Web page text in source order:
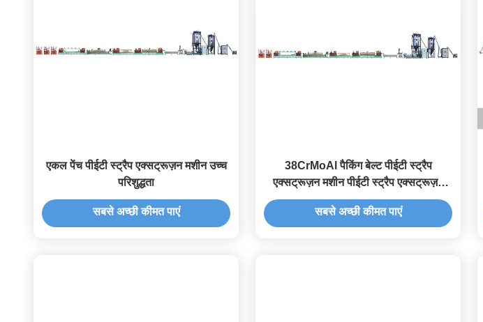
एकल पेंच पीईटी स्ट्रैप एक्सट्रूज़न मशीन उच्च
परिशुद्धता
सबसे अच्छी कीमत पाएं
38CrMoAl पैकिंग बेल्ट पीईटी स्ट्रैप
एक्सट्रूज़न मशीन पीईटी स्ट्रैप एक्सट्रूज़न
लाइन
सबसे अच्छी कीमत पाएं